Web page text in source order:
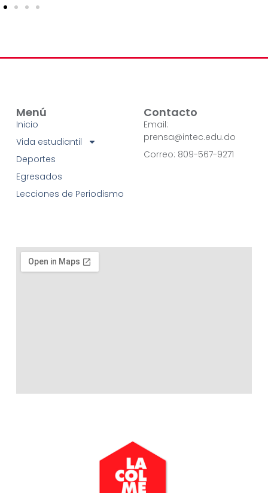
Menú
Inicio
Vida estudiantil
Deportes
Egresados
Lecciones de Periodismo
Contacto
Email:
prensa@intec.edu.do
Correo: 809-567-9271